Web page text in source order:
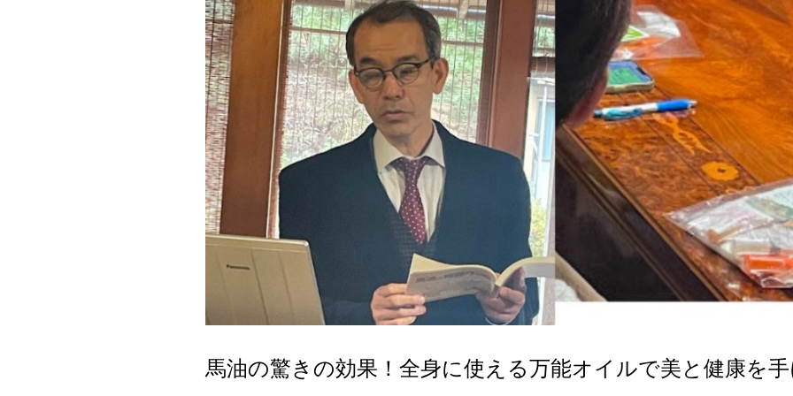
馬油の驚きの効果！全身に使える万能オイルで美と健康を